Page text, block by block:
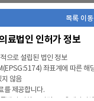
목록 이동
료법인 인허가 정보
으로 설립된 법인 정보
좌표계에 따른 해
지 않음
를 제공합니다.